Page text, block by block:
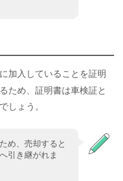
加入していることを証明
ため、証明書は車検証と
しょう。
め、売却すると
引き継がれま